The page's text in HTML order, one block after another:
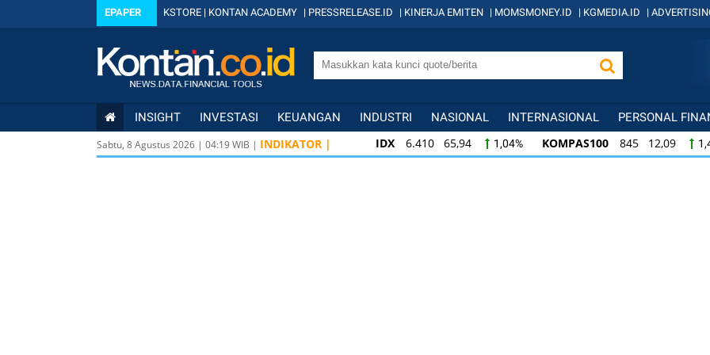
EPAPER KSTORE | KONTAN ACADEMY | PRESSRELEASE.ID | KINERJA EMITEN | MOMSMONEY.ID | KGMEDIA.ID |
INSIGHT INVESTASI KEUANGAN INDUSTRI NASIONAL INTERNASIONAL PERSONAL
Sabtu, 8 Agustus 2026 | 04:19WIB | INDIKATOR | IDX 6.410 65,94 1,04% KOMPAS100 845 12,09
KOMPAS100
845 12,09 1,45% LQ45 640 9,44